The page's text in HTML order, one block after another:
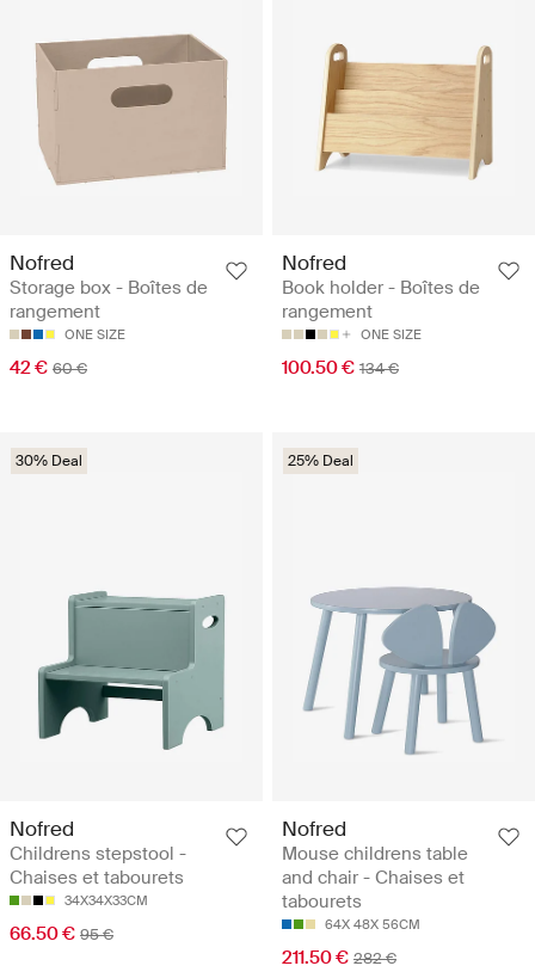
Nofred
Storage box - Boîtes de
rangement
ONE SIZE
42 € 60 €
Nofred
Book holder - Boîtes de
rangement
ONE SIZE
100.50 € 134 €
30% Deal
Nofred
Childrens stepstool -
Chaises et tabourets
34X34X33CM
66.50 € 95 €
25% Deal
Nofred
Mouse childrens table
and chair - Chaises et
tabourets
64X 48X 56CM
211.50 € 282 €